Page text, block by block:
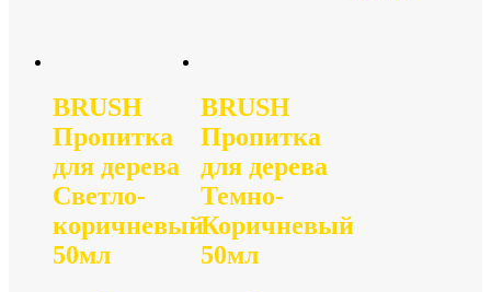
BRUSH
Пропитка
для дерева
Светло-
коричневый
50мл
BRUSH
Пропитка
для дерева
Темно-
Коричневый
50мл